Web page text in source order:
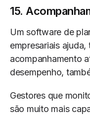
15.
Um software de
empresariais
acompanhamento
desempenho,
Gestores que
são muito mais